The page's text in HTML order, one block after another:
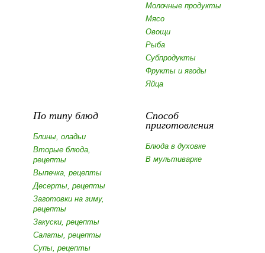
Молочные продукты
Мясо
Овощи
Рыба
Субпродукты
Фрукты и ягоды
Яйца
По типу блюд
Блины, оладьи
Вторые блюда,
рецепты
Выпечка, рецепты
Десерты, рецепты
Заготовки на зиму,
рецепты
Закуски, рецепты
Салаты, рецепты
Супы, рецепты
Способ
приготовления
Блюда в духовке
В мультиварке